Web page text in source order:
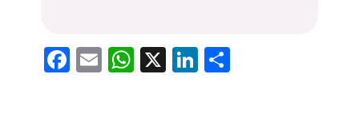
Facebook
EmailWhatsApp
X LinkedIn
Share